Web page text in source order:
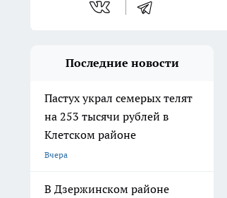
Последние новости
Пастух украл семерых телят
на 253 тысячи рублей в
Клетском районе
Вчера
В Дзержинском районе